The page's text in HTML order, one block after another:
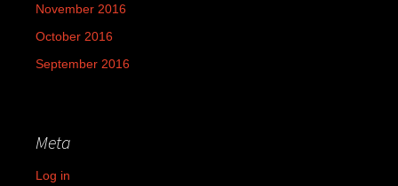
November 2016
October 2016
September 2016
Meta
Log in